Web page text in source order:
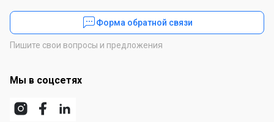
Форма обратной связи
Пишите свои вопросы и предложения
Мы в соцсетях